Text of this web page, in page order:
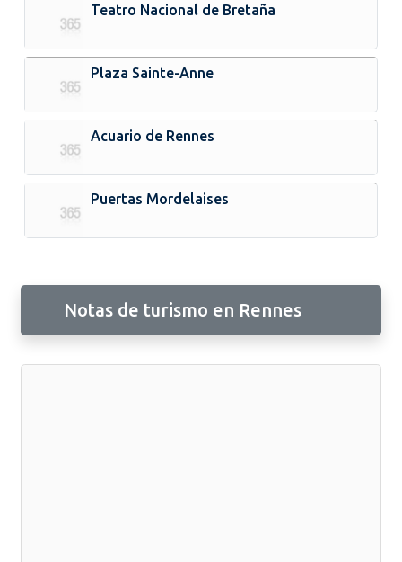
Teatro Nacional de Bretaña
Plaza Sainte-Anne
Acuario de Rennes
Puertas Mordelaises
Notas de turismo en Rennes